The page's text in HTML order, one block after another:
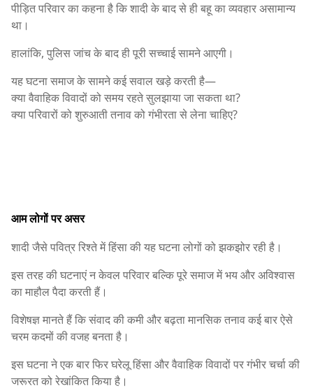
पीड़ित परिवार का कहना है कि शादी के बाद से ही बहू का व्यवहार असामान्य
था।
हालांकि, पुलिस जांच के बाद ही पूरी सच्चाई सामने आएगी।
यह घटना समाज के सामने कई सवाल खड़े करती है—
क्या वैवाहिक विवादों को समय रहते सुलझाया जा सकता था?
क्या परिवारों को शुरुआती तनाव को गंभीरता से लेना चाहिए?
आम लोगों पर असर
शादी जैसे पवित्र रिश्ते में हिंसा की यह घटना लोगों को झकझोर रही है।
इस तरह की घटनाएं न केवल परिवार बल्कि पूरे समाज में भय और अविश्वास
का माहौल पैदा करती हैं।
विशेषज्ञ मानते हैं कि संवाद की कमी और बढ़ता मानसिक तनाव कई बार ऐसे
चरम कदमों की वजह बनता है।
इस घटना ने एक बार फिर घरेलू हिंसा और वैवाहिक विवादों पर गंभीर चर्चा की
जरूरत को रेखांकित किया है।